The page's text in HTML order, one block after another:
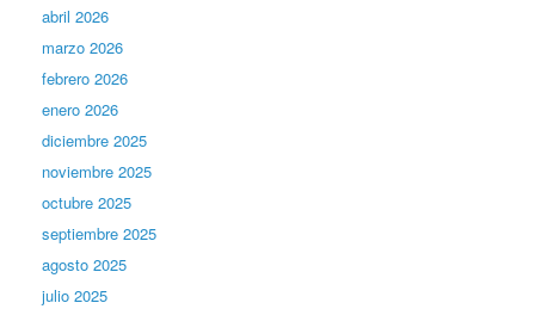
abril 2026
marzo 2026
febrero 2026
enero 2026
diciembre 2025
noviembre 2025
octubre 2025
septiembre 2025
agosto 2025
julio 2025